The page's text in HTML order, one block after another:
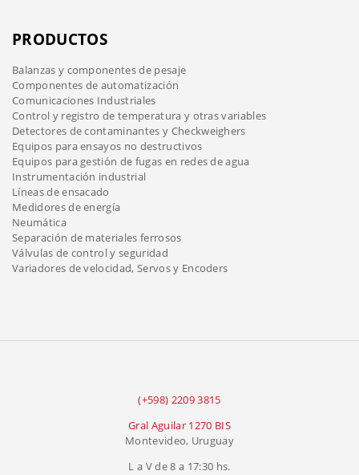
PRODUCTOS
Balanzas y componentes de pesaje
Componentes de automatización
Comunicaciones Industriales
Control y registro de temperatura y otras variables
Detectores de contaminantes y Checkweighers
Equipos para ensayos no destructivos
Equipos para gestión de fugas en redes de agua
Instrumentación industrial
Líneas de ensacado
Medidores de energía
Neumática
Separación de materiales ferrosos
Válvulas de control y seguridad
Variadores de velocidad, Servos y Encoders
(+598) 2209 3815
Gral Aguilar 1270 BIS
Montevideo, Uruguay
L a V de 8 a 17:30 hs.